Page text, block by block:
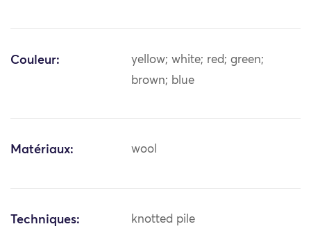
Couleur:
yellow; white; red; green;
brown; blue
Matériaux: wool
Techniques: knotted pile